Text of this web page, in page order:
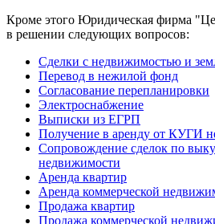
Кроме этого Юридическая фирма
в решении следующих вопросов:
Сделки с недвижимостью и
Перевод в нежилой фонд
Согласование перепланировки
Электроснабжение
Выписки из ЕГРП
Получение в аренду от КУГИ
Сопровождение сделок по
недвижимости
Аренда квартир
Аренда коммерческой
Продажа квартир
Продажа коммерческой